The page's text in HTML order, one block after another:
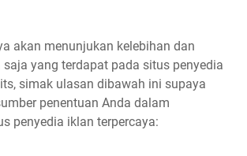
akan menunjukan kelebihan dan
saja yang terdapat pada situs penyedia
simak ulasan dibawah ini supaya
penentuan Anda dalam
penyedia iklan terpercaya: